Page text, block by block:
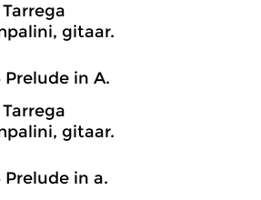
gitaar.
Prelude in A.
gitaar.
Prelude in a.